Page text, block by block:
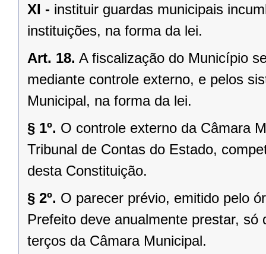
XI - instituir guardas municipais
instituições, na forma da lei.
Art. 18. A ﬁscalização do Município
mediante controle externo, e pelos
Municipal, na forma da lei.
§ 1º. O controle externo da Câmara
Tribunal de Contas do Estado,
desta Constituição.
§ 2º. O parecer prévio, emitido pelo
Prefeito deve anualmente prestar,
terços da Câmara Municipal.